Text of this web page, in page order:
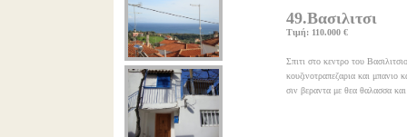
49.Βασιλιτσι
Τιμή: 110.000 €
Σπιτι στο κεντρο του
κουζινοτραπεζαρια και μπανιο
σιν βεραντα με θεα θαλασσα